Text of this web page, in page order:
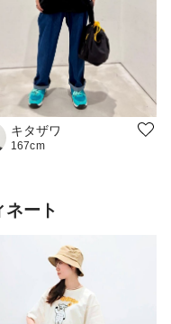
キタザワ
167cm
ート